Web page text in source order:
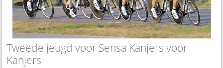
Tweede jeugd voor Sensa Kanjers voor
Kanjers